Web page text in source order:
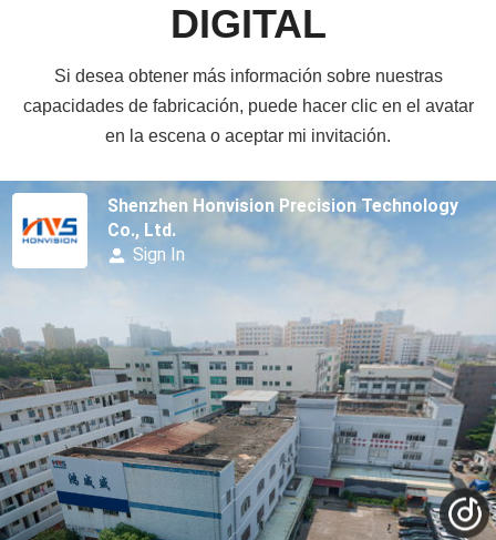
DIGITAL
Si desea obtener más información sobre nuestras
capacidades de fabricación, puede hacer clic en el avatar
en la escena o aceptar mi invitación.